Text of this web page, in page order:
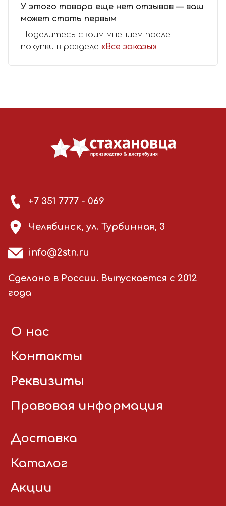
У этого товара еще нет отзывов — ваш
может стать первым
Поделитесь своим мнением после
покупки в разделе «Все заказы»
+7 351 7777 - 069
Челябинск, ул. Турбинная, 3
info@2stn.ru
Сделано в России. Выпускается с 2012
года
О нас
Контакты
Реквизиты
Правовая информация
Доставка
Каталог
Акции